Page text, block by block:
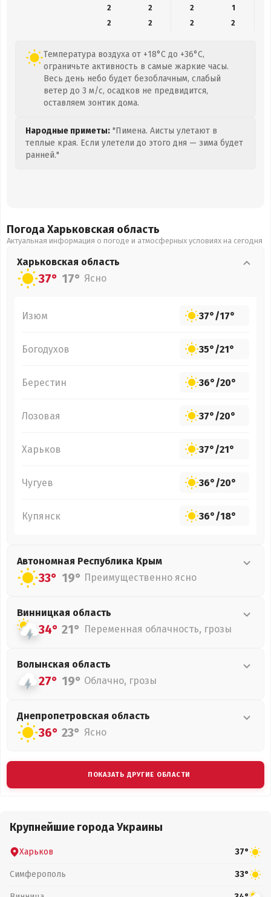
2
2 2
1
2
2 2 2
Температура воздуха от +18°C до +36°C,
ограничьте активность в самые жаркие часы.
Весь день небо будет безоблачным, слабый
ветер до 3 м/с, осадков не предвидится,
оставляем зонтик дома.
Народные приметы: "Пимена. Аисты улетают в
теплые края. Если улетели до этого дня — зима будет
ранней."
Погода Харьковская область
Актуальная информация о погоде и атмосферных условиях на сегодня
Харьковская область
37° 17° Ясно
Изюм 37°/17°
Богодухов 35°/21°
Берестин 36°/20°
Лозовая 37°/20°
Харьков 37°/21°
Чугуев 36°/20°
Купянск 36°/18°
Автономная Республика Крым
33° 19° Преимущественно ясно
Винницкая область
34° 21° Переменная облачность, грозы
Волынская область
27° 19° Облачно, грозы
Днепропетровская область
36° 23° Ясно
ПОКАЗАТЬ ДРУГИЕ ОБЛАСТИ
Крупнейшие города Украины
Харьков 37°
Симферополь 33°